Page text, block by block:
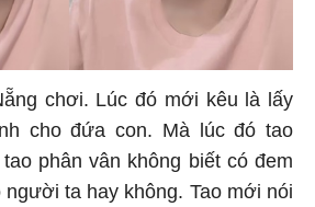
chơi. Lúc đó mới kêu là lấy
cho đứa con. Mà lúc đó tao
phân vân không biết có đem
người ta hay không. Tao mới nói